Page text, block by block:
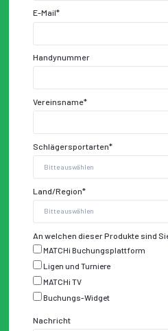
E-Mail*
Handynummer
Vereinsname*
Schlägersportarten*
Land/Region*
An welchen dieser Produkte sind
MATCHi Buchungsplattform
Ligen und Turniere
MATCHi TV
Buchungs-Widget
Nachricht